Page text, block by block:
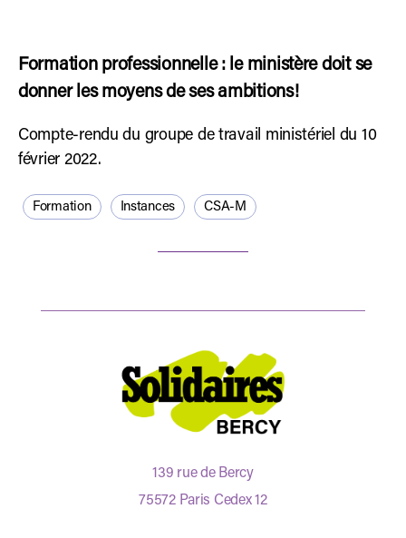
Formation professionnelle : le ministère doit se
donner les moyens de ses ambitions!
Compte-rendu du groupe de travail ministériel du 10
février 2022.
Formation Instances CSA-M
139 rue de Bercy
75572 Paris Cedex 12